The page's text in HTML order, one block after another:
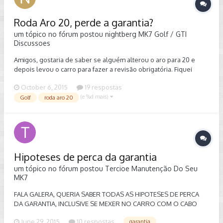
Roda Aro 20, perde a garantia?
um tópico no fórum postou nightberg MK7 Golf / GTI
Discussoes
Amigos, gostaria de saber se alguém alterou o aro para 20 e
depois levou o carro para fazer a revisão obrigatória. Fiquei
seja cancelada, é isso mesmo? Outra dúvida é, comprei o carro e
ex-proprietário deixou de fazer a revisão na data marcada, na
montadoras como Renault e Hunday, já aconteceu de eu deixar
de fazer na data correta e nunca perdi a garantia, não sei se a
VW é tão rígida com isso.
October 6, 2015 19 respostas
Golf roda aro 20 (e %d mais)
Hipoteses de perca da garantia
um tópico no fórum postou Tercioe Manutenção Do Seu
MK7
FALA GALERA, QUERIA SABER TODAS AS HIPOTESES DE PERCA
DA GARANTIA, INCLUSIVE SE MEXER NO CARRO COM O CABO
garantia